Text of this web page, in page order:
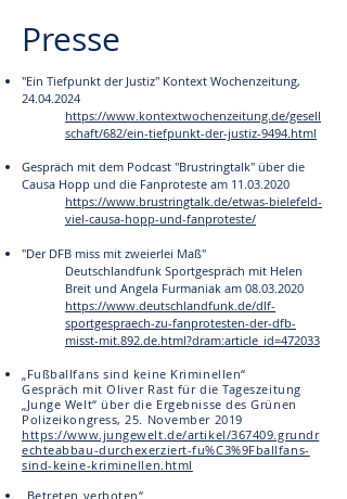
Presse
"Ein Tiefpunkt der Justiz" Kontext Wochenzeitung,
24.04.2024
https://www.kontextwochenzeitung.de/gesell
schaft/682/ein-tiefpunkt-der-justiz-9494.html
Gespräch mit dem Podcast "Brustringtalk" über die
Causa Hopp und die Fanproteste am 11.03.2020
https://www.brustringtalk.de/etwas-bielefeld-
viel-causa-hopp-und-fanproteste/
"Der DFB miss mit zweierlei Maß"
Deutschlandfunk Sportgespräch mit Helen
Breit und Angela Furmaniak am 08.03.2020
https://www.deutschlandfunk.de/dlf-
sportgespraech-zu-fanprotesten-der-dfb-
misst-mit.892.de.html?dram:article_id=472033
„Fußballfans sind keine Kriminellen“
Gespräch mit Oliver Rast für die Tageszeitung
„Junge Welt“ über die Ergebnisse des Grünen
Polizeikongress, 25. November 2019
https://www.jungewelt.de/artikel/367409.grundr
echteabbau-durchexerziert-fu%C3%9Fballfans-
sind-keine-kriminellen.html
„Betreten verboten“